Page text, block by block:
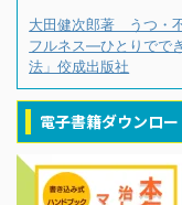
大田健次郎著 うつ・
フルネス―ひとりでで
法」佼成出版社
電子書籍ダウンロー